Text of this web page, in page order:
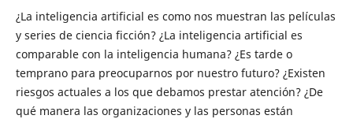
¿La inteligencia artificial es como nos muestran las películas
y series de ciencia ficción? ¿La inteligencia artificial es
comparable con la inteligencia humana? ¿Es tarde o
temprano para preocuparnos por nuestro futuro? ¿Existen
riesgos actuales a los que debamos prestar atención? ¿De
qué manera las organizaciones y las personas están